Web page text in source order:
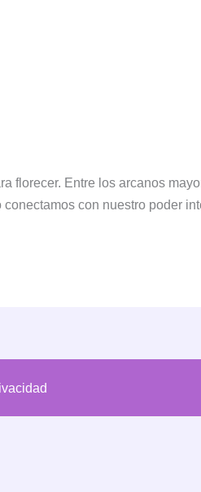
florecer. Entre los arcanos
con nuestro poder